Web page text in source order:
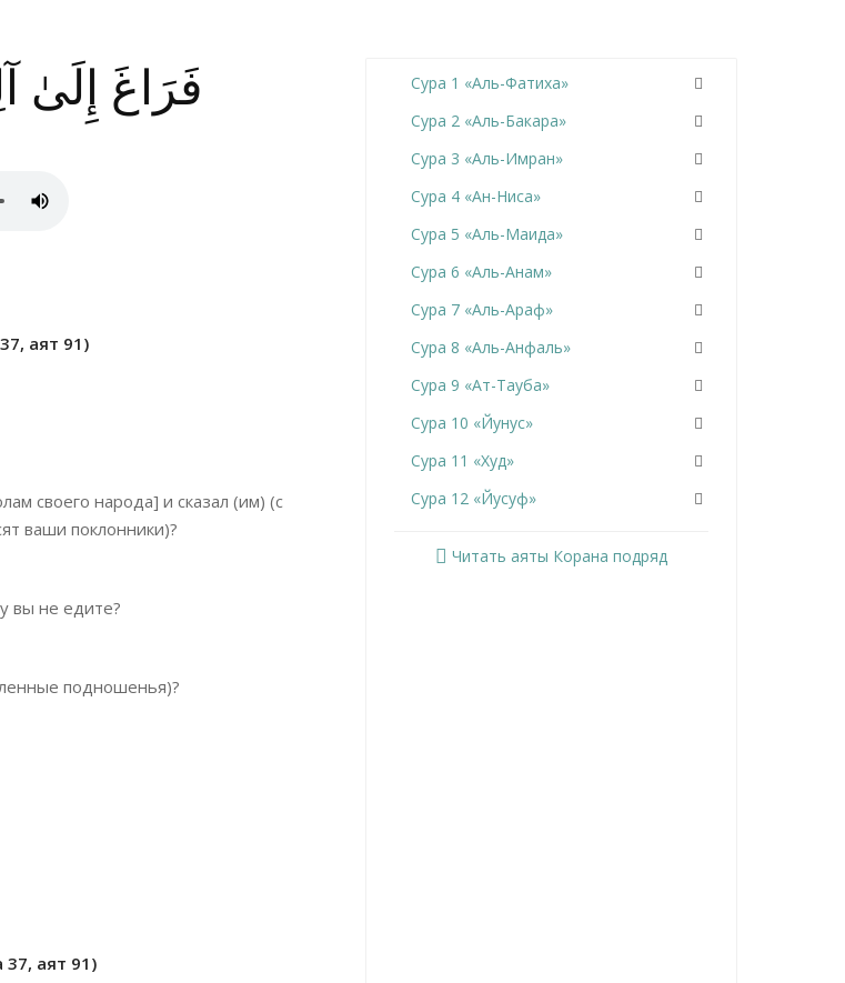
فَرَاغَ إِلَىٰ
аят 91)
своего народа] и сказал (им) (с
ваши поклонники)?
вы не едите?
подношенья)?
37, аят 91)
Сура 1 «Аль-Фатиха»
Сура 2 «Аль-Бакара»
Сура 3 «Аль-Имран»
Сура 4 «Ан-Ниса»
Сура 5 «Аль-Маида»
Сура 6 «Аль-Анам»
Сура 7 «Аль-Араф»
Сура 8 «Аль-Анфаль»
Сура 9 «Ат-Тауба»
Сура 10 «Йунус»
Сура 11 «Худ»
Сура 12 «Йусуф»
Читать аяты Корана подряд